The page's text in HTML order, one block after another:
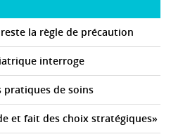
la règle de précaution
interroge
pratiques de soins
et fait des choix stratégiques»